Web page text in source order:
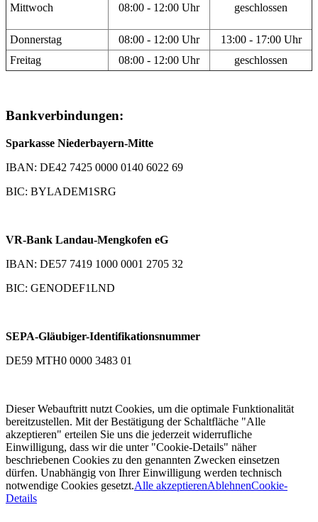
Mittwoch 08:00 - 12:00 Uhr geschlossen
Donnerstag 08:00 - 12:00 Uhr
13:00 - 17:00 Uhr
Freitag
08:00 - 12:00 Uhr geschlossen
Bankverbindungen:
Sparkasse Niederbayern-Mitte
IBAN: DE42 7425 0000 0140 6022 69
BIC: BYLADEM1SRG
VR-Bank Landau-Mengkofen eG
IBAN: DE57 7419 1000 0001 2705 32
BIC: GENODEF1LND
SEPA-Gläubiger-Identifikationsnummer
DE59 MTH0 0000 3483 01
Dieser Webauftritt nutzt Cookies, um die optimale Funktionalität
bereitzustellen. Mit der Bestätigung der Schaltfläche "Alle
akzeptieren" erteilen Sie uns die jederzeit widerrufliche
Einwilligung, dass wir die unter "Cookie-Details" näher
beschriebenen Cookies zu den genannten Zwecken einsetzen
dürfen. Unabhängig von Ihrer Einwilligung werden technisch
notwendige Cookies gesetzt.Alle akzeptierenAblehnenCookie-
Details